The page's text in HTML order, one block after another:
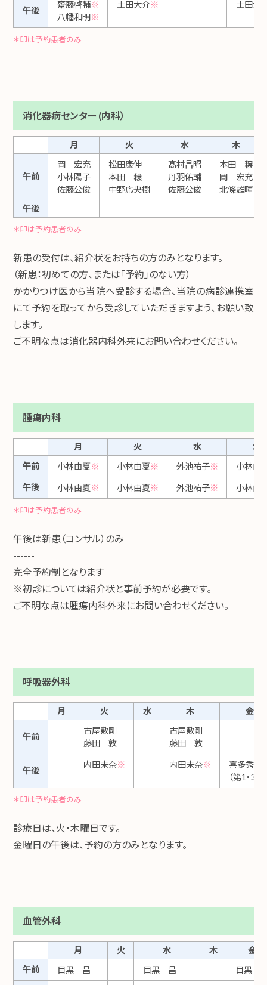
午後
齋藤啓輔※
八幡和明※
土田大介※ 土田大
＊印は予約患者のみ
消化器病センター (内科）
月 火 水 木
午前
岡 宏充
小林陽子
佐藤公俊
松田康伸
本田 穣
中野応央樹
髙村昌昭
丹羽佑輔
佐藤公俊
本田 穣
岡 宏充
北條雄暉
午後
＊印は予約患者のみ
新患の受付は、紹介状をお持ちの方のみとなります。
（新患：初めての方、または「予約」のない方）
かかりつけ医から当院へ受診する場合、当院の病診連携室
にて予約を取ってから受診していただきますよう、お願い致
します。
ご不明な点は消化器内科外来にお問い合わせください。
腫瘍内科
月 火 水
木
午前
小林由夏※ 小林由夏※ 外池祐子※ 小林由
午後 小林由夏※ 小林由夏※ 外池祐子※ 小林由
＊印は予約患者のみ
午後は新患（コンサル）のみ
------
完全予約制となります
※初診については紹介状と事前予約が必要です。
ご不明な点は腫瘍内科外来にお問い合わせください。
呼吸器外科
月 火 水 木 金
午前
古屋敷剛
藤田 敦
古屋敷剛
藤田 敦
午後
内田未奈※ 内田未奈※ 喜多秀文
（第1・3・5
＊印は予約患者のみ
診療日は、火・木曜日です。
金曜日の午後は、予約の方のみとなります。
血管外科
月 火 水 木
金
午前
目黒 昌 目黒 昌 目黒